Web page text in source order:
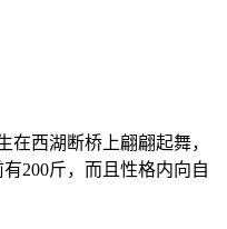
在西湖断桥上翩翩起舞，
200斤，而且性格内向自